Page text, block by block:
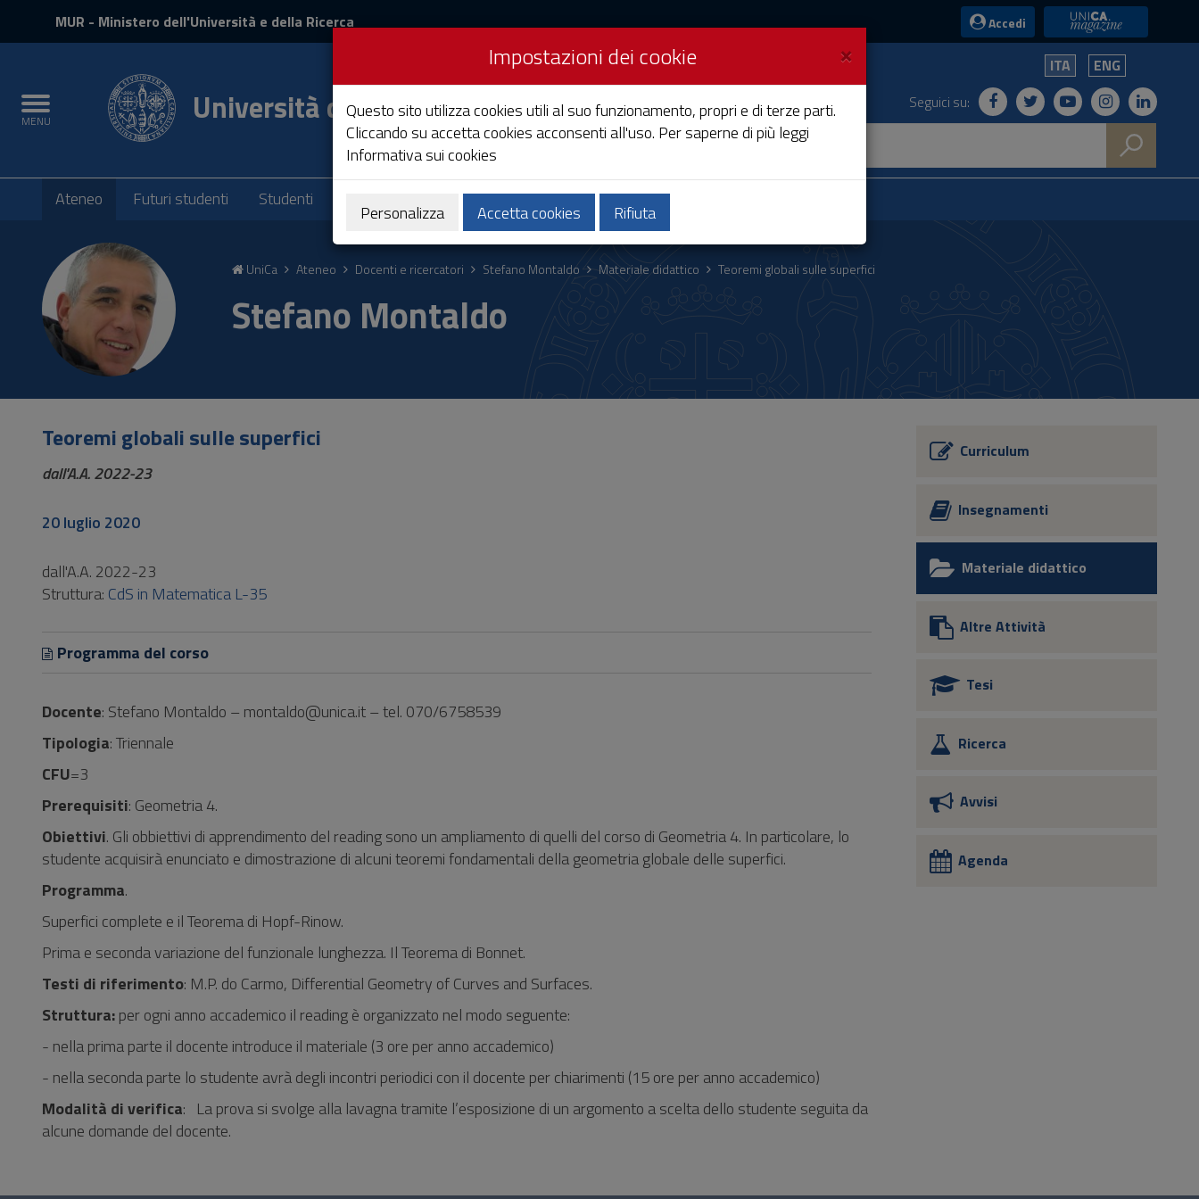
Contenuto
navigazione
MUR - Ministero dell'Università e della Ricerca Accedi UniCA News
Toggle
navigation
MENU Università degli Studi di Cagliari
ITA ENG
Seguici su:
Submenu
Ateneo Futuri studenti Studenti Ricerca Società e territorio
UniCa Ateneo Docenti e ricercatori Stefano Montaldo Materiale didattico Teoremi globali sulle superfici
Stefano Montaldo
Teoremi globali sulle superfici
dall'A.A. 2022-23
20 luglio 2020
dall'A.A. 2022-23
Struttura: CdS in Matematica L-35
Programma del corso
Docente: Stefano Montaldo – montaldo@unica.it – tel. 070/6758539
Tipologia: Triennale
CFU=3
Prerequisiti: Geometria 4.
Obiettivi. Gli obbiettivi di apprendimento del reading sono un ampliamento di quelli del corso di Geometria 4. In particolare, lo
studente acquisirà enunciato e dimostrazione di alcuni teoremi fondamentali della geometria globale delle superfici.
Programma.
Superfici complete e il Teorema di Hopf-Rinow.
Prima e seconda variazione del funzionale lunghezza. Il Teorema di Bonnet.
Testi di riferimento: M.P. do Carmo, Differential Geometry of Curves and Surfaces.
Struttura:per ogni anno accademico il reading è organizzato nel modo seguente:
- nella prima parte il docente introduce il materiale (3 ore per anno accademico)
- nella seconda parte lo studente avrà degli incontri periodici con il docente per chiarimenti (15 ore per anno accademico)
Modalità di verifica: La prova si svolge alla lavagna tramite l’esposizione di un argomento a scelta dello studente seguita da
alcune domande del docente.
Curriculum
Insegnamenti
Materiale didattico
Altre Attività
Tesi
Ricerca
Avvisi
Agenda
×
Impostazioni dei cookie
Questo sito utilizza cookies utili al suo funzionamento, propri e di terze parti.
Cliccando su accetta cookies acconsenti all'uso. Per saperne di più leggi
Informativa sui cookies
Personalizza Accetta cookies Rifiuta